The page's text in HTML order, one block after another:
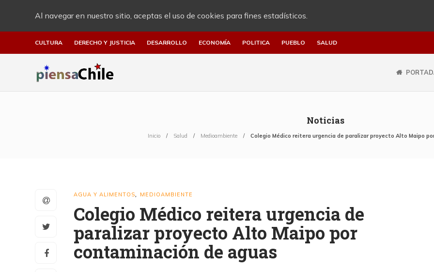
Al navegar en nuestro sitio, aceptas el uso de cookies para fines estadísticos.
CULTURA DERECHO Y JUSTICIA DESARROLLO ECONOMÍA POLITICA PUEBLO SALUD
Noticias
Inicio Salud Medioambiente Colegio Médico reitera urgencia de paralizar proyecto Alto Maipo
AGUA Y ALIMENTOS MEDIOAMBIENTE
Colegio Médico reitera urgencia de
paralizar proyecto Alto Maipo por
contaminación de aguas